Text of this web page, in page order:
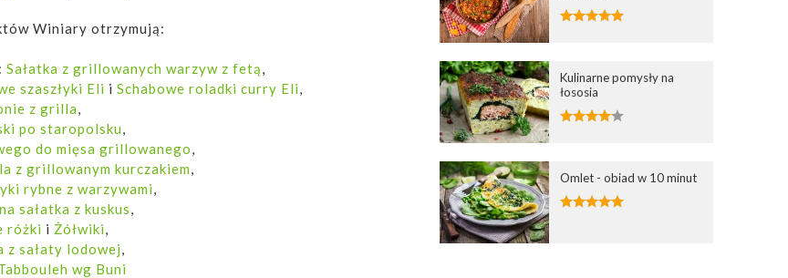
Winiary otrzymują:
Sałatka z grillowanych warzyw z fetą
szaszłyki Eli i Schabowe roladki curry Eli
z grilla
po staropolsku
do mięsa grillowanego
z grillowanym kurczakiem
rybne z warzywami
sałatka z kuskus
różki i Żółwiki
z sałaty lodowej
wg Buni
Kulinarne pomysły na
łososia
Omlet - obiad w 10 minut